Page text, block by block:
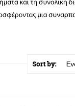
μια
Sort by: